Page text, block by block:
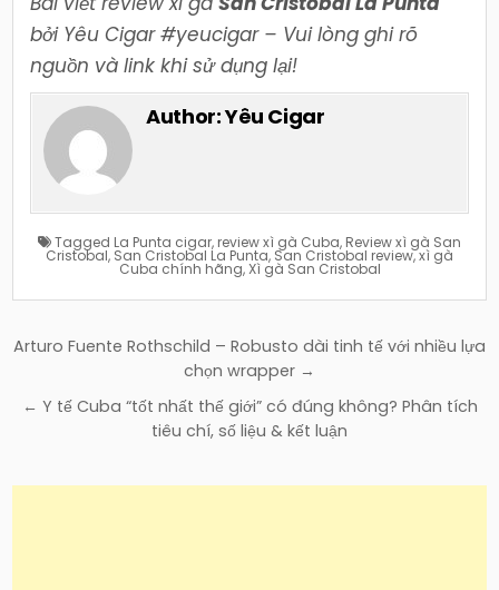
bởi Yêu Cigar #yeucigar – Vui lòng ghi rõ
nguồn và link khi sử dụng lại!
Author:Yêu Cigar
Tagged La Punta cigar, review xì gà Cuba, Review xì gà San
Cristobal, San Cristobal La Punta, San Cristobal review,xì gà
Cuba chính hãng,Xì gà San Cristobal
Điều
bài
Arturo Fuente Rothschild – Robusto dài tinh tế với nhiều lựa
chọn wrapper →
← Y tế Cuba “tốt nhất thế giới” có đúng không? Phân tích
tiêu chí, số liệu & kết luận